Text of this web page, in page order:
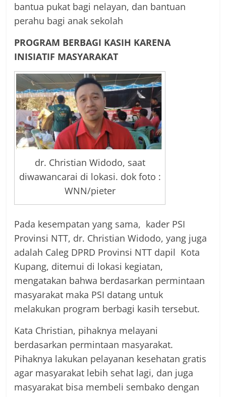
bantua pukat bagi nelayan, dan bantuan
perahu bagi anak sekolah
PROGRAM BERBAGI KASIH KARENA
INISIATIF MASYARAKAT
dr. Christian Widodo, saat
diwawancarai di lokasi. dok foto :
WNN/pieter
Pada kesempatan yang sama, kader PSI
Provinsi NTT, dr. Christian Widodo, yang juga
adalah Caleg DPRD Provinsi NTT dapil Kota
Kupang, ditemui di lokasi kegiatan,
mengatakan bahwa berdasarkan permintaan
masyarakat maka PSI datang untuk
melakukan program berbagi kasih tersebut.
Kata Christian, pihaknya melayani
berdasarkan permintaan masyarakat.
Pihaknya lakukan pelayanan kesehatan gratis
agar masyarakat lebih sehat lagi, dan juga
masyarakat bisa membeli sembako dengan